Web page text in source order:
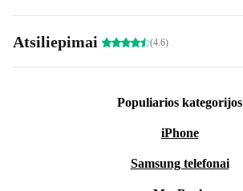
Atsiliepimai (4.6)
Populiarios kategorijos
iPhone
Samsung telefonai